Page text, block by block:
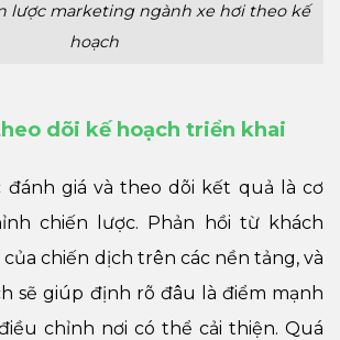
lược marketing ngành xe hơi theo kế
hoạch
dõi kế hoạch triển khai
đánh giá và theo dõi kết quả là cơ
chiến lược. Phản hồi từ khách
của chiến dịch trên các nền tảng, và
sẽ giúp định rõ đâu là điểm mạnh
chỉnh nơi có thể cải thiện. Quá